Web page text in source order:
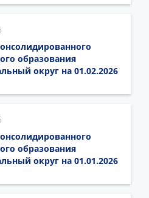
образования
округ на 01.02.2026
образования
округ на 01.01.2026